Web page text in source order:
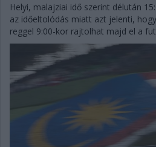
Helyi, malajziai idő szerint délután
az időeltolódás miatt azt jelenti,
reggel 9:00-kor rajtolhat majd el a